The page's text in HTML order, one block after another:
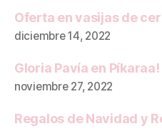
Oferta en vasijas de
diciembre 14, 2022
Gloria Pavía en Píkaraa!
noviembre 27, 2022
Regalos de Navidad y